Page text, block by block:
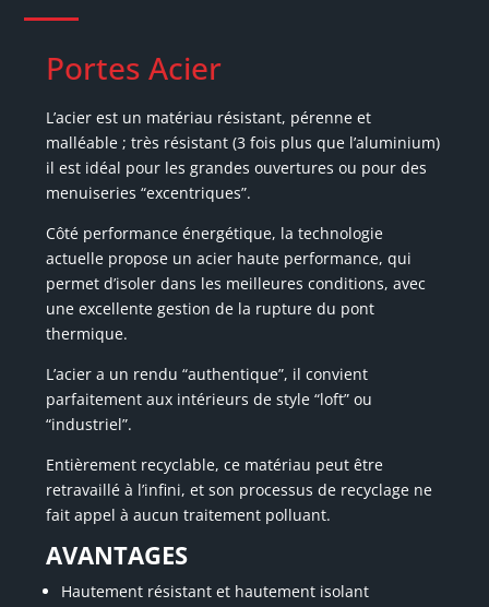
Portes Acier
L’acier est un matériau résistant, pérenne et
malléable ; très résistant (3 fois plus que l’aluminium)
il est idéal pour les grandes ouvertures ou pour des
menuiseries “excentriques”.
Côté performance énergétique, la technologie
actuelle propose un acier haute performance, qui
permet d’isoler dans les meilleures conditions, avec
une excellente gestion de la rupture du pont
thermique.
L’acier a un rendu “authentique”, il convient
parfaitement aux intérieurs de style “loft” ou
“industriel”.
Entièrement recyclable, ce matériau peut être
retravaillé à l’infini, et son processus de recyclage ne
fait appel à aucun traitement polluant.
AVANTAGES
Hautement résistant et hautement isolant